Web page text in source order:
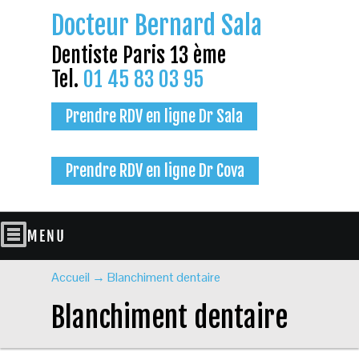
Docteur Bernard Sala
Dentiste Paris 13 ème
Tel. 01 45 83 03 95
Prendre RDV en ligne Dr Sala
Prendre RDV en ligne Dr Cova
Accueil → Blanchiment dentaire
Blanchiment dentaire